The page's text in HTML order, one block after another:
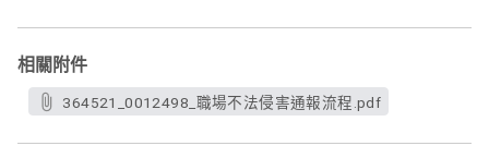
相關附件
364521_0012498_職場不法侵害通報流程.pdf